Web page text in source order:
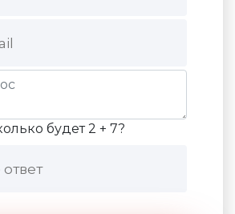
будет 2 + 7?